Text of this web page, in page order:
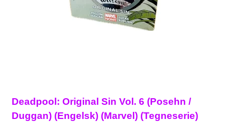
Deadpool: Original Sin Vol. 6 (Posehn /
Duggan) (Engelsk) (Marvel) (Tegneserie)